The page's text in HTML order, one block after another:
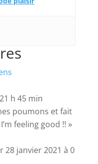
h 45 min
poumons et fait
feeling good !! »
28 janvier 2021 à 0